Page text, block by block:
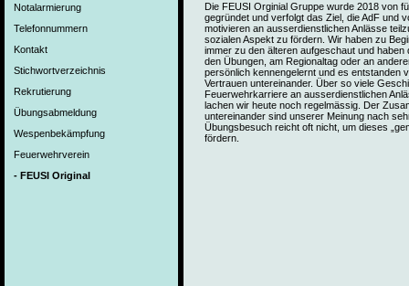
Notalarmierung
Telefonnummern
Kontakt
Stichwortverzeichnis
Rekrutierung
Übungsabmeldung
Wespenbekämpfung
Feuerwehrverein
- FEUSI Original
Die FEUSI Orginial Gruppe wurde 2018 von
gegründet und verfolgt das Ziel, die AdF und
motivieren an ausserdienstlichen Anlässe
sozialen Aspekt zu fördern. Wir haben zu
immer zu den älteren aufgeschaut und
den Übungen, am Regionaltag oder an
persönlich kennengelernt und es entstanden
Vertrauen untereinander. Über so viele
Feuerwehrkarriere an ausserdienstlichen
lachen wir heute noch regelmässig. Der
untereinander sind unserer Meinung nach
Übungsbesuch reicht oft nicht, um dieses
fördern.